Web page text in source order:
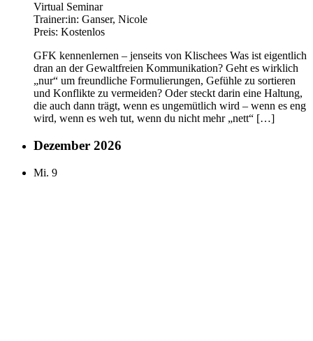
Virtual Seminar
Trainer:in: Ganser, Nicole
Preis: Kostenlos
GFK kennenlernen – jenseits von Klischees Was ist eigentlich
dran an der Gewaltfreien Kommunikation? Geht es wirklich
„nur“ um freundliche Formulierungen, Gefühle zu sortieren
und Konflikte zu vermeiden? Oder steckt darin eine Haltung,
die auch dann trägt, wenn es ungemütlich wird – wenn es eng
wird, wenn es weh tut, wenn du nicht mehr „nett“ […]
Dezember 2026
Mi. 9